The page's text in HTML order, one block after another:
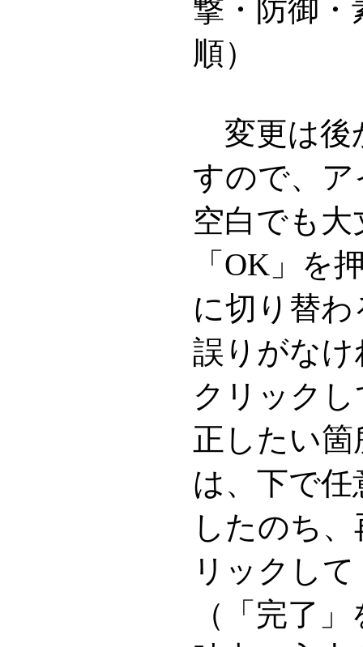
撃・防御・
順）
変更は後
すので、
空白でも
「OK」を
に切り替
誤りがな
クリック
正したい
は、下で
したのち
リックし
（「完了